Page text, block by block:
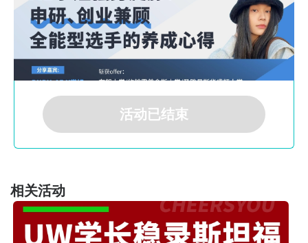
活动已结束
相关活动